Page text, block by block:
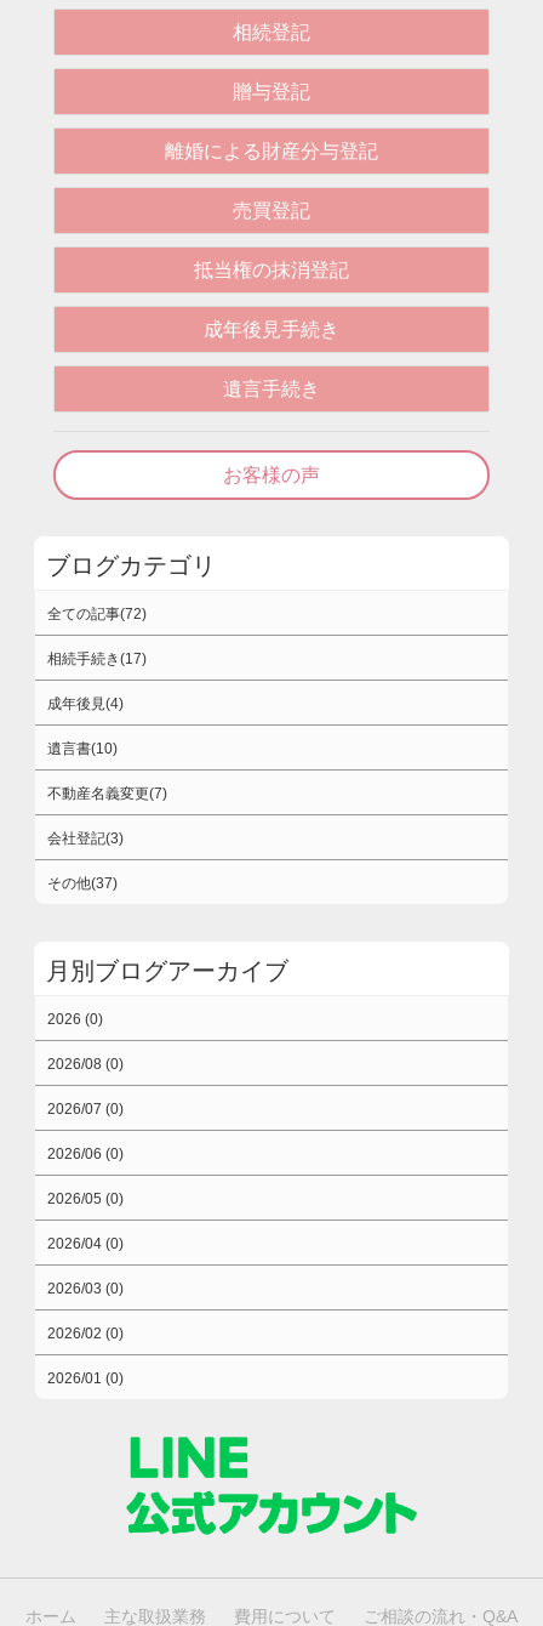
相続登記
贈与登記
離婚による財産分与登記
売買登記
抵当権の抹消登記
成年後見手続き
遺言手続き
お客様の声
ブログカテゴリ
全ての記事(72)
相続手続き(17)
成年後見(4)
遺言書(10)
不動産名義変更(7)
会社登記(3)
その他(37)
月別ブログアーカイブ
2026 (0)
2026/08 (0)
2026/07 (0)
2026/06 (0)
2026/05 (0)
2026/04 (0)
2026/03 (0)
2026/02 (0)
2026/01 (0)
ホーム 主な取扱業務 費用について ご相談の流れ・Q&A